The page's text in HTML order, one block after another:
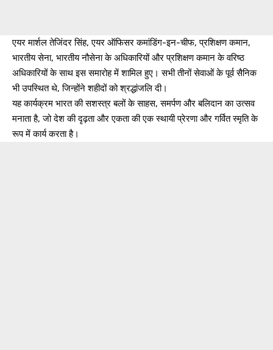
एयर मार्शल तेजिंदर सिंह, एयर ऑफिसर कमांडिंग-इन-चीफ, प्रशिक्षण कमान,
भारतीय सेना, भारतीय नौसेना के अधिकारियों और प्रशिक्षण कमान के वरिष्ठ
अधिकारियों के साथ इस समारोह में शामिल हुए। सभी तीनों सेवाओं के पूर्व सैनिक
भी उपस्थित थे, जिन्होंने शहीदों को श्रद्धांजलि दी।
यह कार्यक्रम भारत की सशस्त्र बलों के साहस, समर्पण और बलिदान का उत्सव
मनाता है, जो देश की दृढ़ता और एकता की एक स्थायी प्रेरणा और गर्वित स्मृति के
रूप में कार्य करता है।